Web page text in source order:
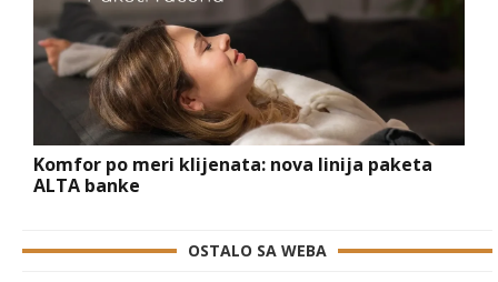
Komfor po meri klijenata: nova linija paketa
ALTA banke
OSTALO SA WEBA